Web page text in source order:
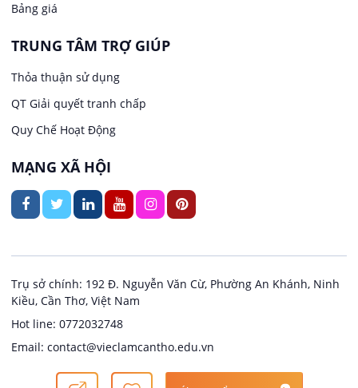
May mặc
Ngân hàng
Nhà hàng / Khách sạn
Thủy Sản
Quản lý chất lượng (QA/QC)
Việc làm tại Thới Long
Việc làm tại Trung Nhất
Việc làm tại Thuận Hưng
Việc làm tại Vị Thanh
Việc làm tại Long Phú 1
Việc làm tại Đại Thành
Bảng giá
TRUNG TÂM TRỢ GIÚP
Thỏa thuận sử dụng
QT Giải quyết tranh chấp
Quy Chế Hoạt Động
MẠNG XÃ HỘI
Trụ sở chính: 192 Đ. Nguyễn Văn Cừ, Phường An Khánh, Ninh
Kiều, Cần Thơ, Việt Nam
Hot line: 0772032748
Email: contact@vieclamcantho.edu.vn
Copyright @ 2024
Việc làm Cần Thơ